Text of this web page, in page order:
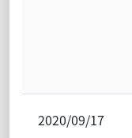
2020/09/17